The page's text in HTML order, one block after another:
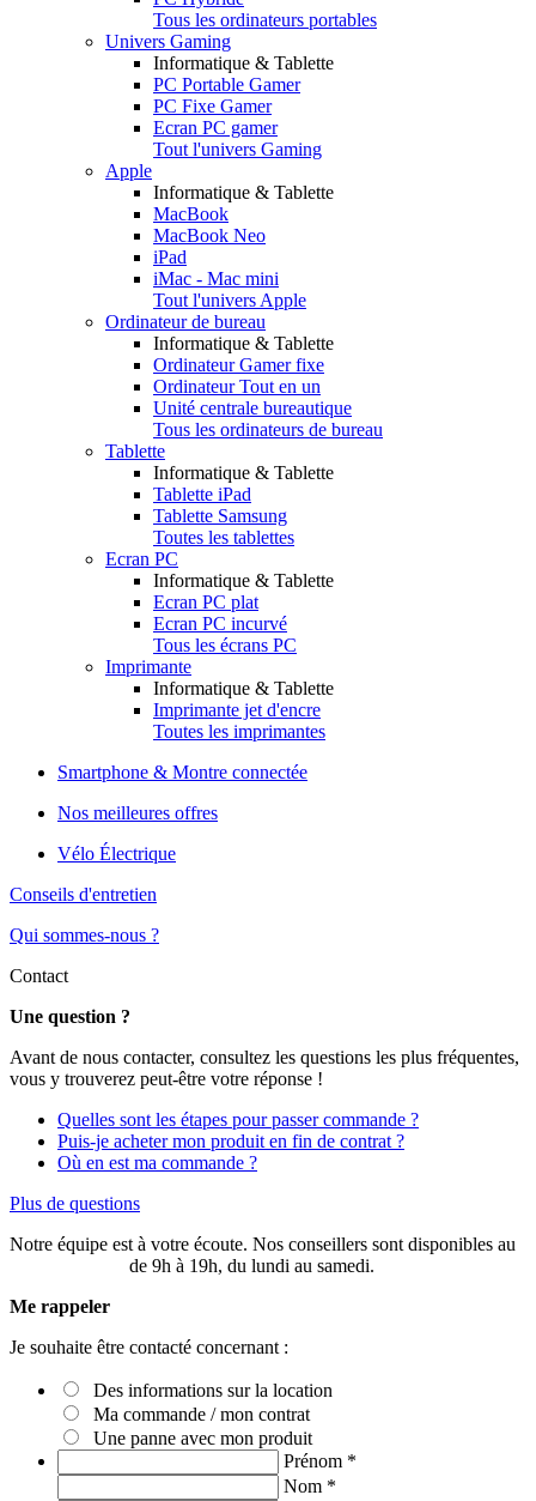
Tous les ordinateurs portables
Univers Gaming
Informatique & Tablette
PC Portable Gamer
PC Fixe Gamer
Ecran PC gamer
Tout l'univers Gaming
Apple
Informatique & Tablette
MacBook
MacBook Neo
iPad
iMac - Mac mini
Tout l'univers Apple
Ordinateur de bureau
Informatique & Tablette
Ordinateur Gamer fixe
Ordinateur Tout en un
Unité centrale bureautique
Tous les ordinateurs de bureau
Tablette
Informatique & Tablette
Tablette iPad
Tablette Samsung
Toutes les tablettes
Ecran PC
Informatique & Tablette
Ecran PC plat
Ecran PC incurvé
Tous les écrans PC
Imprimante
Informatique & Tablette
Imprimante jet d'encre
Toutes les imprimantes
Smartphone & Montre connectée
Nos meilleures offres
Vélo Électrique
Conseils d'entretien
Qui sommes-nous ?
Contact
Une question ?
Avant de nous contacter, consultez les questions les plus fréquentes,
vous y trouverez peut-être votre réponse !
Quelles sont les étapes pour passer commande ?
Puis-je acheter mon produit en fin de contrat ?
Où en est ma commande ?
Plus de questions
Notre équipe est à votre écoute. Nos conseillers sont disponibles au
de 9h à 19h, du lundi au samedi.
Me rappeler
Je souhaite être contacté concernant :
Des informations sur la location
Ma commande / mon contrat
Une panne avec mon produit
Prénom *
Nom *